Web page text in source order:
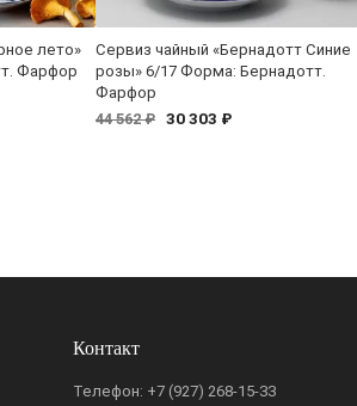
лето»
Фарфор
Сервиз чайный «Бернадотт Синие
розы» 6/17 Форма: Бернадотт.
Фарфор
44 562 ₽ 30 303 ₽
Контакт
Телефон: +7 (927) 268-15-33